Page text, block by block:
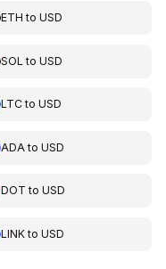
ETH toUSD
SOL toUSD
LTCtoUSD
ADA toUSD
DOT toUSD
LINKtoUSD